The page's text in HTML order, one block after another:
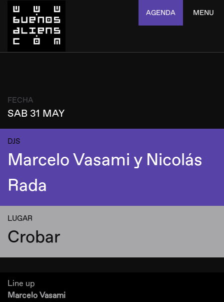
AGENDA MENU
FECHA
SAB 31 MAY
DJS
Marcelo Vasami y Nicolás
Rada
LUGAR
Crobar
Line up
Marcelo Vasami